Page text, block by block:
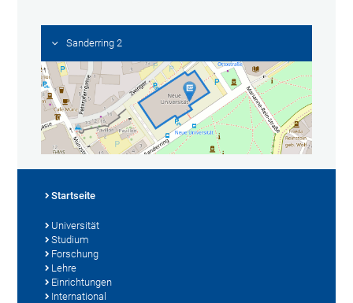
Sanderring 2
Startseite
Universität
Studium
Forschung
Lehre
Einrichtungen
International